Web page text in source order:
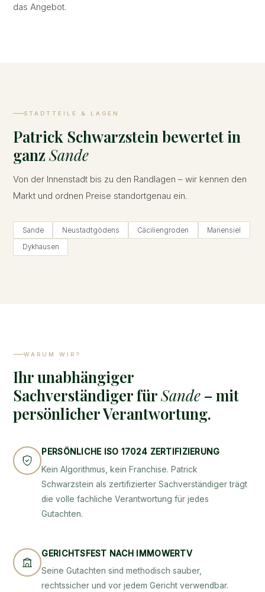
das Angebot.
STADTTEILE & LAGEN
Patrick Schwarzstein bewertet in
ganzSande
Von der Innenstadt bis zu den Randlagen – wir kennen den
Markt und ordnen Preise standortgenau ein.
Sande Neustadtgödens Cäciliengroden Mariensiel
Dykhausen
WARUM WIR?
Ihr unabhängiger
Sachverständiger fürSande – mit
persönlicher Verantwortung.
PERSÖNLICHE ISO 17024 ZERTIFIZIERUNG
Kein Algorithmus, kein Franchise. Patrick
Schwarzstein als zertifizierter Sachverständiger trägt
die volle fachliche Verantwortung für jedes
Gutachten.
GERICHTSFEST NACH IMMOWERTV
Seine Gutachten sind methodisch sauber,
rechtssicher und vor jedem Gericht verwendbar.